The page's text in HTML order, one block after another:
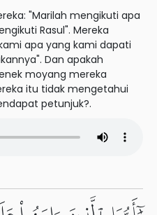
"Marilah mengikuti apa
Rasul". Mereka
apa yang kami dapati
Dan apakah
moyang mereka
itu tidak mengetahui
petunjuk?.